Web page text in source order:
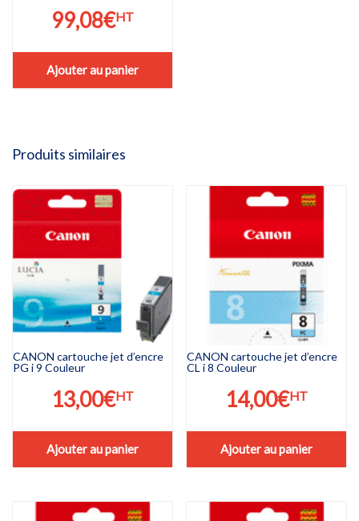
99,08€HT
Ajouter au panier
Produits similaires
CANON cartouche jet d’encre
PG i 9 Couleur
13,00€HT
Ajouter au panier
CANON cartouche jet d’encre
CL i 8 Couleur
14,00€HT
Ajouter au panier